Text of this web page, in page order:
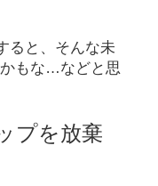
ると、そんな未
もな…などと思
プを放棄